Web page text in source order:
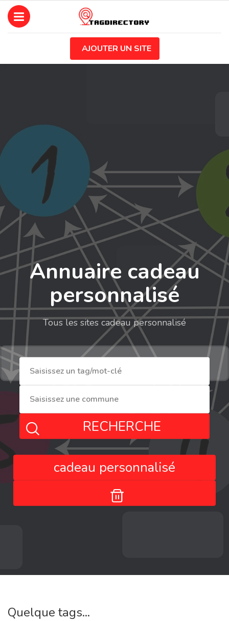
AJOUTER UN SITE
Annuaire cadeau
personnalisé
Tous les sites cadeau personnalisé
RECHERCHE
cadeau personnalisé
Quelque tags...